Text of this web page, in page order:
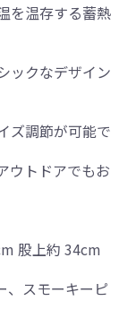
を温存する蓄熱
ックなデザイン
ズ調節が可能で
ウトドアでもお
股上約 34cm
、スモーキーピ